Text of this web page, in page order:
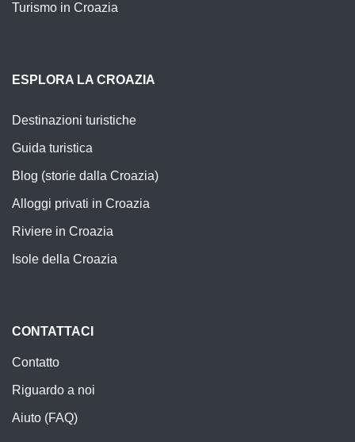
Turismo in Croazia
ESPLORA LA CROAZIA
Destinazioni turistiche
Guida turistica
Blog (storie dalla Croazia)
Alloggi privati in Croazia
Riviere in Croazia
Isole della Croazia
CONTATTACI
Contatto
Riguardo a noi
Aiuto (FAQ)